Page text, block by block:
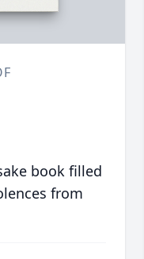
book filled
from